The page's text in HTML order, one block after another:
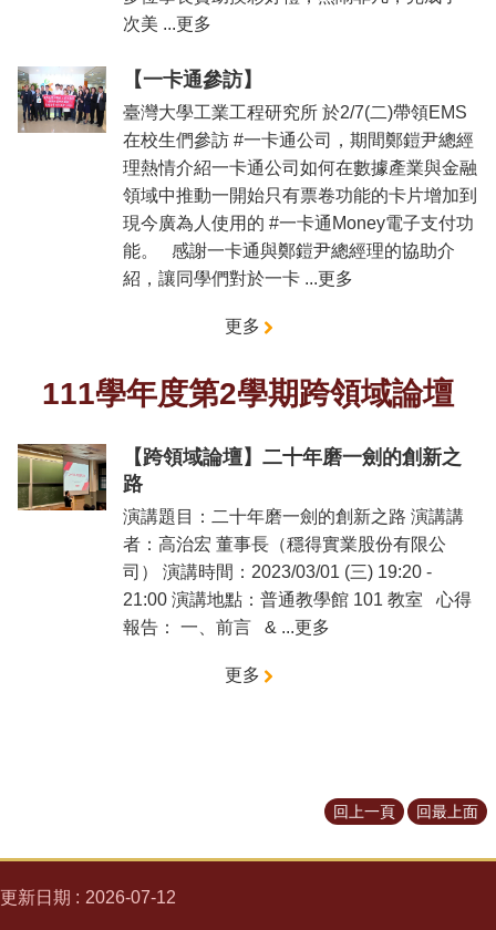
次美 ...更多
【一卡通參訪】
臺灣大學工業工程研究所 於2/7(二)帶領EMS
在校生們參訪 #一卡通公司，期間鄭鎧尹總經
理熱情介紹一卡通公司如何在數據產業與金融
領域中推動一開始只有票卷功能的卡片增加到
現今廣為人使用的 #一卡通Money電子支付功
能。 感謝一卡通與鄭鎧尹總經理的協助介
紹，讓同學們對於一卡 ...更多
更多
111學年度第2學期跨領域論壇
【跨領域論壇】二十年磨一劍的創新之
路
演講題目：二十年磨一劍的創新之路 演講講
者：高治宏 董事長（穩得實業股份有限公
司） 演講時間：2023/03/01 (三) 19:20 -
21:00 演講地點：普通教學館 101 教室 心得
報告： 一、前言 & ...更多
更多
回上一頁 回最上面
更新日期 2026-07-12